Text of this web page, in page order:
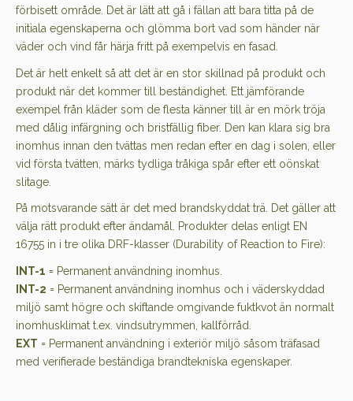
förbisett område. Det är lätt att gå i fällan att bara titta på de
initiala egenskaperna och glömma bort vad som händer när
väder och vind får härja fritt på exempelvis en fasad.
Det är helt enkelt så att det är en stor skillnad på produkt och
produkt när det kommer till beständighet. Ett jämförande
exempel från kläder som de flesta känner till är en mörk tröja
med dålig infärgning och bristfällig fiber. Den kan klara sig bra
inomhus innan den tvättas men redan efter en dag i solen, eller
vid första tvätten, märks tydliga tråkiga spår efter ett oönskat
slitage.
På motsvarande sätt är det med brandskyddat trä. Det gäller att
välja rätt produkt efter ändamål. Produkter delas enligt EN
16755 in i tre olika DRF-klasser (Durability of Reaction to Fire):
INT-1 = Permanent användning inomhus.
INT-2 = Permanent användning inomhus och i väderskyddad
miljö samt högre och skiftande omgivande fuktkvot än normalt
inomhusklimat t.ex. vindsutrymmen, kallförråd.
EXT = Permanent användning i exteriör miljö såsom träfasad
med verifierade beständiga brandtekniska egenskaper.